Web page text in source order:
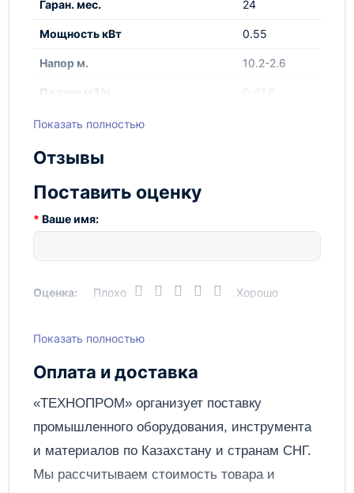
Гаран. мес. 24
Мощность кВт 0.55
Напор м. 10.2-2.6
Подача м3/ч 0-21.6
Страна производства
Частицы мм.
Показать полностью
Отзывы
Поставить оценку
Ваше имя:
Оценка: Плохо Хорошо
Написать отзыв
Показать полностью
Оплата и доставка
«ТЕХНОПРОМ» организует поставку
промышленного оборудования, инструмента
и материалов по Казахстану и странам СНГ.
Мы рассчитываем стоимость товара и